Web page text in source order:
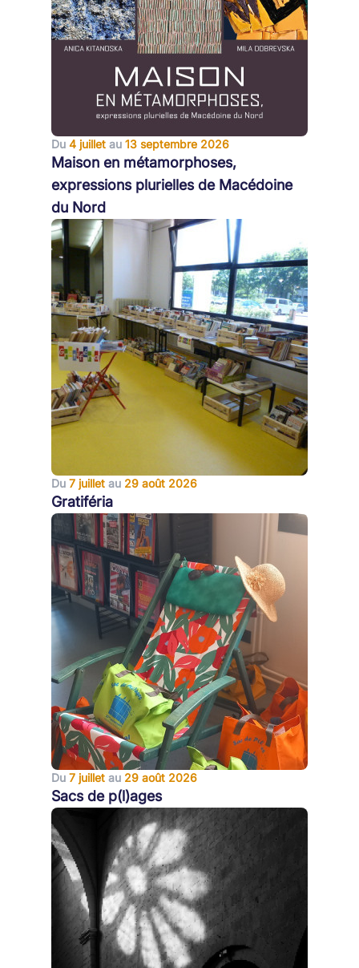
Du 4 juillet au 13 septembre 2026
Maison en métamorphoses,
expressions plurielles de Macédoine
du Nord
Du 7 juillet au 29 août 2026
Gratiféria
Du 7 juillet au 29 août 2026
Sacs de p(l)ages